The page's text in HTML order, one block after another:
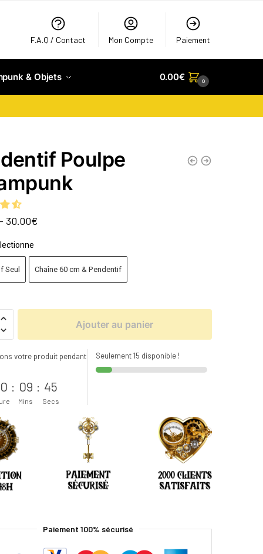
F.A.Q / Contact Mon Compte Paiement
& Objets 0.00€ 0
Poulpe
30.00€
Seul Chaîne 60 cm & Pendentif
Ajouter au panier
votre produit pendant
: 09
Mins
: 43
Secs
Seulement 15 disponible !
Paiement 100% sécurisé